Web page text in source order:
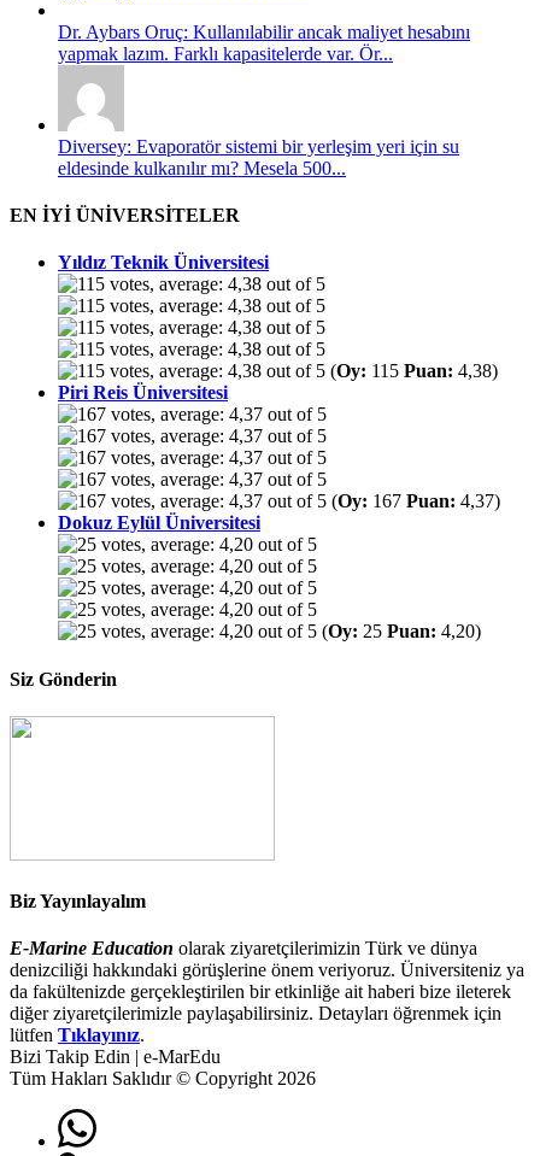
Dr. Aybars Oruç: Kullanılabilir ancak maliyet hesabını
yapmak lazım. Farklı kapasitelerde var. Ör...
Diversey: Evaporatör sistemi bir yerleşim yeri için su
eldesinde kulkanılır mı? Mesela 500...
EN İYİ ÜNİVERSİTELER
Yıldız Teknik Üniversitesi
(Oy: 115 Puan: 4,38)
Piri Reis Üniversitesi
(Oy: 167 Puan: 4,37)
Dokuz Eylül Üniversitesi
(Oy: 25 Puan: 4,20)
Siz Gönderin
Biz Yayınlayalım
E-Marine Education olarak ziyaretçilerimizin Türk ve dünya
denizciliği hakkındaki görüşlerine önem veriyoruz. Üniversiteniz ya
da fakültenizde gerçekleştirilen bir etkinliğe ait haberi bize ileterek
diğer ziyaretçilerimizle paylaşabilirsiniz. Detayları öğrenmek için
lütfen Tıklayınız.
Bizi Takip Edin | e-MarEdu
Tüm Hakları Saklıdır © Copyright 2026